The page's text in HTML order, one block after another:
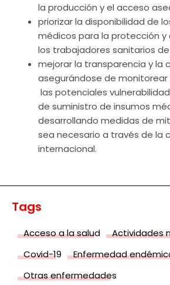
la producción y el acceso
priorizar la disponibilidad de
médicos para la protección
los trabajadores sanitarios
mejorar la transparencia y la
asegurándose de
las potenciales
de suministro de insumos
desarrollando medidas de
sea necesario a través de la
internacional.
Tags
Acceso a la salud
Actividades
Covid-19
Enfermedad
Otras enfermedades